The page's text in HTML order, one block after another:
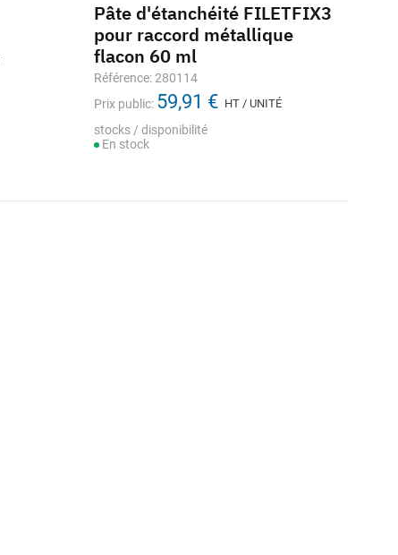
Pâte d'étanchéité FILETFIX3
pour raccord métallique
flacon 60 ml
Référence: 280114
Prix public: 59,91 € HT / UNITÉ
stocks / disponibilité
En stock